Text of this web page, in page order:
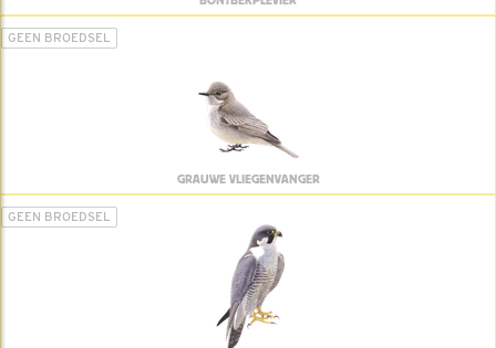
GEEN BROEDSEL
GRAUWE VLIEGENVANGER
GEEN BROEDSEL